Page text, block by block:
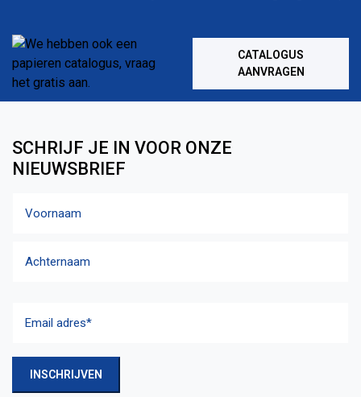
CATALOGUS
AANVRAGEN
SCHRIJF JE IN VOOR ONZE
NIEUWSBRIEF
adres(Vereist)
INSCHRIJVEN